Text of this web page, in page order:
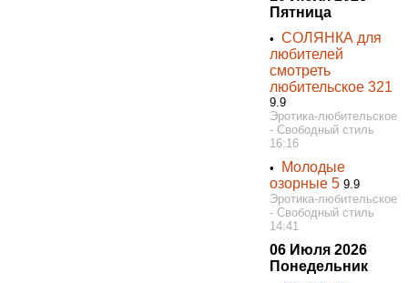
Пятница
•СОЛЯНКА для
любителей
смотреть
любительское 321
9.9
Эротика-любительское
- Свободный стиль
16:16
•
Молодые
озорные 5 9.9
Эротика-любительское
- Свободный стиль
14:41
06 Июля 2026
Понедельник